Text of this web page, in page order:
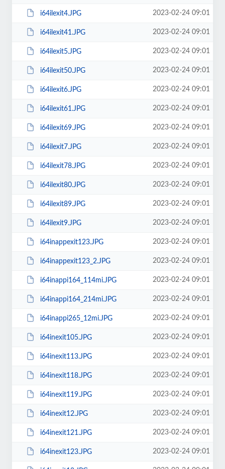
i64ilexit4.JPG 2023-02-24 09:01
i64ilexit41.JPG 2023-02-24 09:01
i64ilexit5.JPG 2023-02-24 09:01
i64ilexit50.JPG 2023-02-24 09:01
i64ilexit6.JPG 2023-02-24 09:01
i64ilexit61.JPG 2023-02-24 09:01
i64ilexit69.JPG 2023-02-24 09:01
i64ilexit7.JPG 2023-02-24 09:01
i64ilexit78.JPG 2023-02-24 09:01
i64ilexit80.JPG 2023-02-24 09:01
i64ilexit89.JPG 2023-02-24 09:01
i64ilexit9.JPG 2023-02-24 09:01
i64inappexit123.JPG 2023-02-24 09:01
i64inappexit123_2.JPG 2023-02-24 09:01
i64inappi164_114mi.JPG 2023-02-24 09:01
i64inappi164_214mi.JPG 2023-02-24 09:01
i64inappi265_12mi.JPG 2023-02-24 09:01
i64inexit105.JPG 2023-02-24 09:01
i64inexit113.JPG 2023-02-24 09:01
i64inexit118.JPG 2023-02-24 09:01
i64inexit119.JPG 2023-02-24 09:01
i64inexit12.JPG 2023-02-24 09:01
i64inexit121.JPG 2023-02-24 09:01
i64inexit123.JPG 2023-02-24 09:01